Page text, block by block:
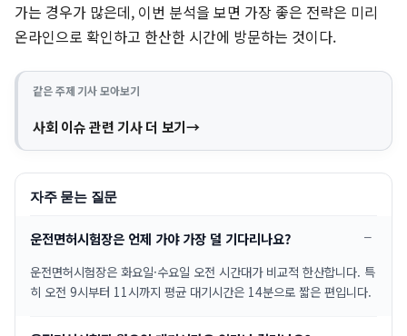
가는 경우가 많은데, 이번 분석을 보면 가장 좋은 전략은 미리
온라인으로 확인하고 한산한 시간에 방문하는 것이다.
같은 주제 기사 모아보기
사회 이슈 관련 기사 더 보기
자주 묻는 질문
운전면허시험장은 언제 가야 가장 덜 기다리나요?
운전면허시험장은 화요일·수요일 오전 시간대가 비교적 한산합니다. 특
히 오전 9시부터 11시까지 평균 대기시간은 14분으로 짧은 편입니다.